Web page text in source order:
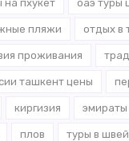
на пхукет оаэ туры
пляжи отдых в
проживания
ташкент цены
киргизия эмираты
плов туры в